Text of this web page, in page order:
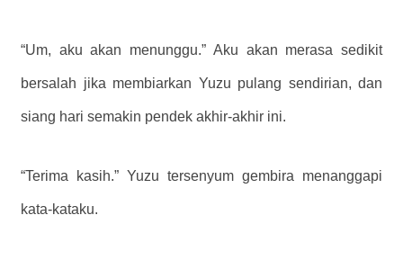
“Um, aku akan menunggu.” Aku akan merasa sedikit
bersalah jika membiarkan Yuzu pulang sendirian, dan
siang hari semakin pendek akhir-akhir ini.
“Terima kasih.” Yuzu tersenyum gembira menanggapi
kata-kataku.